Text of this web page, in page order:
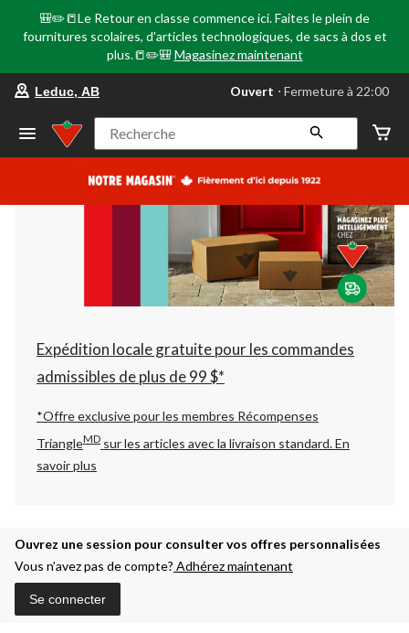
🎒✏️📒Le Retour en classe commence ici. Faites le plein de
fournitures scolaires, d'articles technologiques, de sacs à dos et
plus.📒✏️🎒 Magasinez maintenant
votre
préféré
Leduc,
AB,
courament
Fermeture
à
22:00
cliquer
pour
changer
Leduc, AB Ouvert ⋅ Fermeture à 22:00
Recherche
Expédition locale gratuite pour les commandes
admissibles de plus de 99 $*
*Offre exclusive pour les membres Récompenses
TriangleMD sur les articles avec la livraison standard.En
savoir plus
Ouvrez une session pour consulter vos offres personnalisées
Vous n’avez pas de compte? Adhérez maintenant
Se connecter